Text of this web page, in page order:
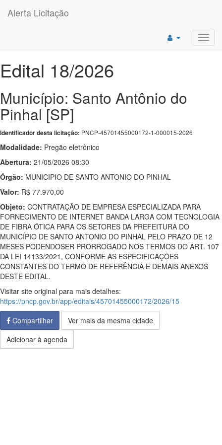
Alerta Licitação
Edital 18/2026
Município: Santo Antônio do
Pinhal [SP]
Identificador desta licitação: PNCP-45701455000172-1-000015-2026
Modalidade: Pregão eletrônico
Abertura: 21/05/2026 08:30
Órgão: MUNICIPIO DE SANTO ANTONIO DO PINHAL
Valor: R$ 77.970,00
Objeto: CONTRATAÇÃO DE EMPRESA ESPECIALIZADA PARA
FORNECIMENTO DE INTERNET BANDA LARGA COM TECNOLOGIA
DE FIBRA ÓTICA PARA OS SETORES DA PREFEITURA DO
MUNICÍPIO DE SANTO ANTONIO DO PINHAL PELO PRAZO DE 12
MESES PODENDOSER PRORROGADO NOS TERMOS DO ART. 107
DA LEI 14133/2021, CONFORME AS ESPECIFICAÇÕES
CONSTANTES DO TERMO DE REFERÊNCIA E DEMAIS ANEXOS
DESTE EDITAL.
Visitar site original para mais detalhes:
https://pncp.gov.br/app/editais/45701455000172/2026/15
Compartilhar
Ver mais da mesma cidade
Adicionar à agenda